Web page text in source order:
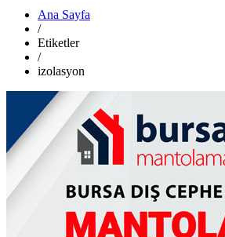
Ana Sayfa
/
Etiketler
/
izolasyon